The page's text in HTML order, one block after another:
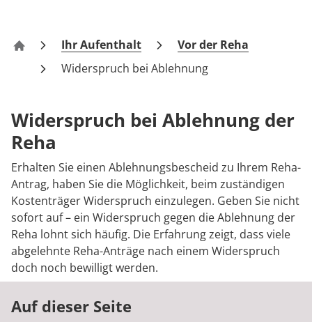
Downloads
Anreise
FAQs
Kontakt
Zuzahlung & Befreiung
Checkliste zum Start
Gastroenterologie
Stoffwechselerkrankungen
Geriatrie
Gynäkologie
HTS & Cochlea
Long Covid
Onkologie
Pneumologie
Rheumatologie
Nachsorge
Qualität & Expertise
Publikationsdatenbank
Zuzahlung & Befreiung
Reha FAQ
Reha Checkliste
Zuweiser
Über MEDIAN
Presse
Klinik Schweriner See
Ihr Aufenthalt
Vor der Reha
Widerspruch bei Ablehnung
Widerspruch bei Ablehnung der
Reha
Erhalten Sie einen Ablehnungsbescheid zu Ihrem Reha-
Antrag, haben Sie die Möglichkeit, beim zuständigen
Kostenträger Widerspruch einzulegen. Geben Sie nicht
sofort auf – ein Widerspruch gegen die Ablehnung der
Reha lohnt sich häufig. Die Erfahrung zeigt, dass viele
abgelehnte Reha-Anträge nach einem Widerspruch
doch noch bewilligt werden.
Auf dieser Seite